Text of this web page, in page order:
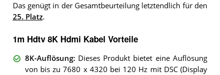
Das genügt in der Gesamtbeurteilung letztendlich für den
25. Platz.
1m Hdtv 8K Hdmi Kabel Vorteile
8K-Auflösung: Dieses Produkt bietet eine Auflösung
von bis zu 7680 x 4320 bei 120 Hz mit DSC (Display